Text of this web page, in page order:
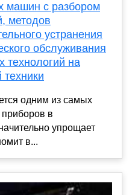
машин с разбором
методов
устранения
обслуживания
технологий на
техники
одним из самых
в
упрощает
в...